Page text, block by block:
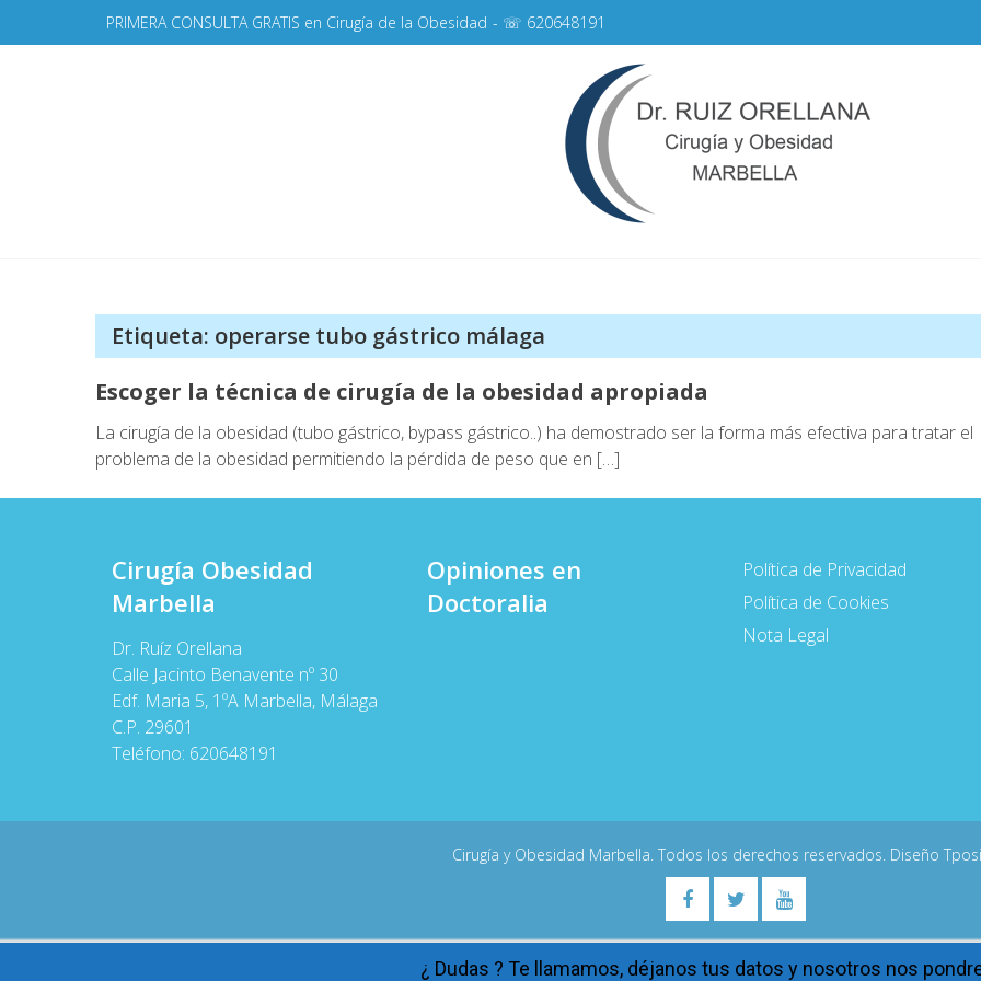
PRIMERA CONSULTA GRATIS en Cirugía de la Obesidad - ☏ 620648191
Etiqueta: operarse tubo gástrico málaga
Escoger la técnica de cirugía de la obesidad apropiada
La cirugía de la obesidad (tubo gástrico, bypass gástrico..) ha demostrado ser la forma más efectiva para tratar el
problema de la obesidad permitiendo la pérdida de peso que en […]
Cirugía Obesidad
Marbella
Dr. Ruíz Orellana
Calle Jacinto Benavente nº 30
Edf. Maria 5, 1ºA Marbella, Málaga
C.P. 29601
Teléfono: 620648191
Opiniones en
Doctoralia
Política de Privacidad
Política de Cookies
Nota Legal
Cirugía y Obesidad Marbella. Todos los derechos reservados. Diseño
¿ Dudas ? Te llamamos, déjanos tus datos y nosotros nos